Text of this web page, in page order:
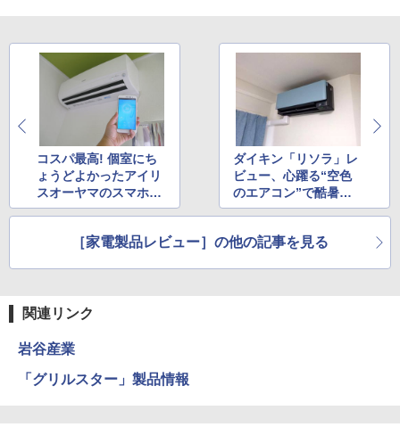
コスパ最高! 個室にち
ょうどよかったアイリ
スオーヤマのスマホ連
携エアコン
ダイキン「リソラ」レ
ビュー、心躍る“空色
のエアコン”で酷暑の
夏も快適＆快眠!
［家電製品レビュー］の他の記事を見る
関連リンク
岩谷産業
「グリルスター」製品情報